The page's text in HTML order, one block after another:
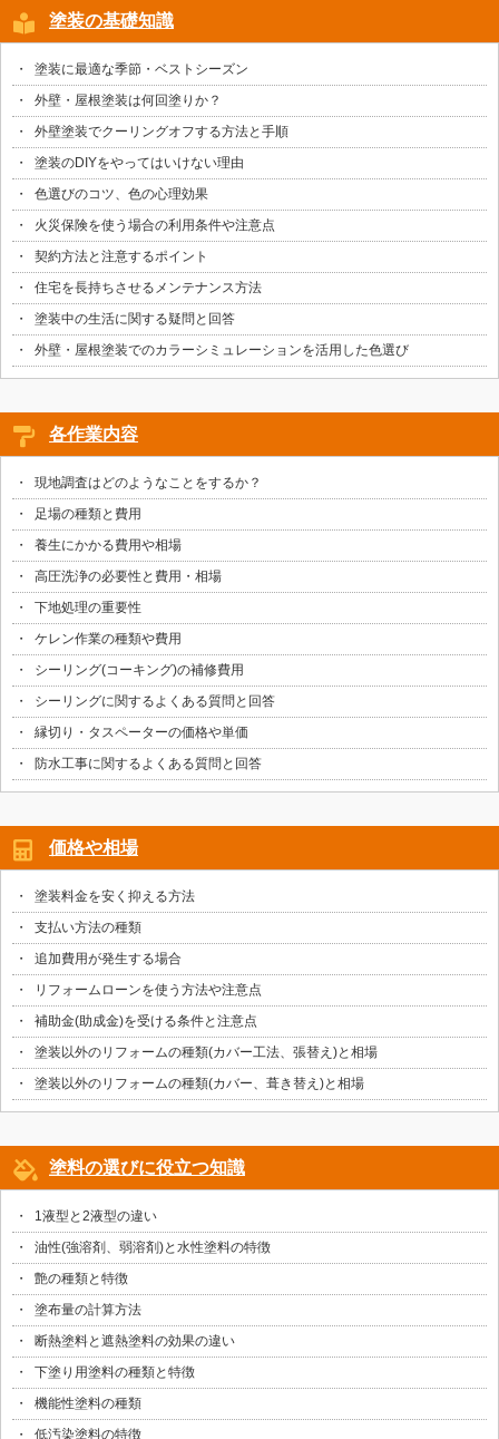
塗装の基礎知識
塗装に最適な季節・ベストシーズン
外壁・屋根塗装は何回塗りか？
外壁塗装でクーリングオフする方法と手順
塗装のDIYをやってはいけない理由
色選びのコツ、色の心理効果
火災保険を使う場合の利用条件や注意点
契約方法と注意するポイント
住宅を長持ちさせるメンテナンス方法
塗装中の生活に関する疑問と回答
外壁・屋根塗装でのカラーシミュレーションを活用した色選び
各作業内容
現地調査はどのようなことをするか？
足場の種類と費用
養生にかかる費用や相場
高圧洗浄の必要性と費用・相場
下地処理の重要性
ケレン作業の種類や費用
シーリング(コーキング)の補修費用
シーリングに関するよくある質問と回答
縁切り・タスペーターの価格や単価
防水工事に関するよくある質問と回答
価格や相場
塗装料金を安く抑える方法
支払い方法の種類
追加費用が発生する場合
リフォームローンを使う方法や注意点
補助金(助成金)を受ける条件と注意点
塗装以外のリフォームの種類(カバー工法、張替え)と相場
塗装以外のリフォームの種類(カバー、葺き替え)と相場
塗料の選びに役立つ知識
1液型と2液型の違い
油性(強溶剤、弱溶剤)と水性塗料の特徴
艶の種類と特徴
塗布量の計算方法
断熱塗料と遮熱塗料の効果の違い
下塗り用塗料の種類と特徴
機能性塗料の種類
低汚染塗料の特徴